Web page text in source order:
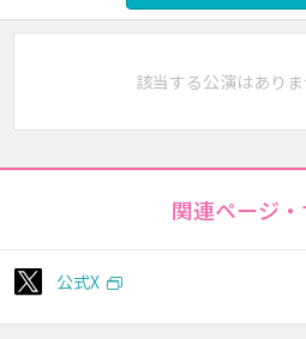
該当する公演はありま
関連ページ
公式X